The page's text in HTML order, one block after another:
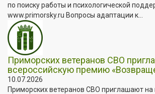
по поиску работы и психологической
www.primorsky.ru Вопросы адаптации к...
Приморских ветеранов СВО
всероссийскую премию
10.07.2026
Приморских ветеранов СВО приглашают на